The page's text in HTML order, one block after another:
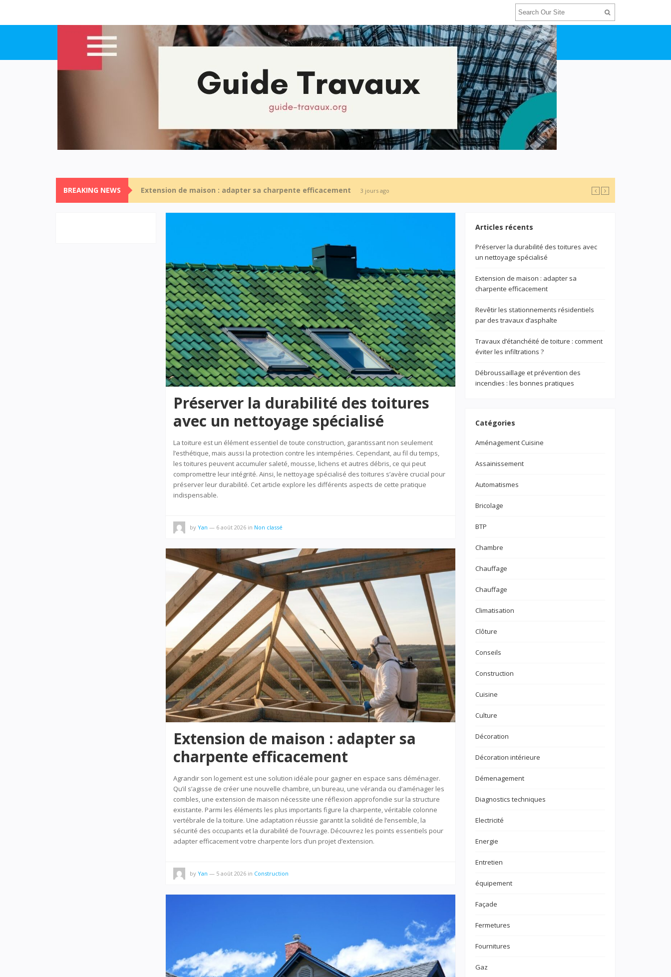
BREAKING NEWS Extension de maison : adapter sa charpente efficacement 3 jours ago
Revêtir les stationnements résidentiels par des travaux d’asphalte 3 jours ago
Travaux d’étanchéité de toiture : comment éviter les infiltrations ? 4 jours ago
Préserver la durabilité des toitures
avec un nettoyage spécialisé
La toiture est un élément essentiel de toute construction, garantissant non seulement
l’esthétique, mais aussi la protection contre les intempéries. Cependant, au fil du temps,
les toitures peuvent accumuler saleté, mousse, lichens et autres débris, ce qui peut
compromettre leur intégrité. Ainsi, le nettoyage spécialisé des toitures s’avère crucial pour
préserver leur durabilité. Cet article explore les différents aspects de cette pratique
indispensable.
by Yan — 6 août 2026 in Non classé
Extension de maison : adapter sa
charpente efficacement
Agrandir son logement est une solution idéale pour gagner en espace sans déménager.
Qu’il s’agisse de créer une nouvelle chambre, un bureau, une véranda ou d’aménager les
combles, une extension de maison nécessite une réflexion approfondie sur la structure
existante. Parmi les éléments les plus importants figure la charpente, véritable colonne
vertébrale de la toiture. Une adaptation réussie garantit la solidité de l’ensemble, la
sécurité des occupants et la durabilité de l’ouvrage. Découvrez les points essentiels pour
adapter efficacement votre charpente lors d’un projet d’extension.
by Yan — 5 août 2026 in Construction
Articles récents
Préserver la durabilité des toitures avec
un nettoyage spécialisé
Extension de maison : adapter sa
charpente efficacement
Revêtir les stationnements résidentiels
par des travaux d’asphalte
Travaux d’étanchéité de toiture : comment
éviter les infiltrations ?
Débroussaillage et prévention des
incendies : les bonnes pratiques
Catégories
Aménagement Cuisine
Assainissement
Automatismes
Bricolage
BTP
Chambre
Chauffage
Chauffage
Climatisation
Clôture
Conseils
Construction
Cuisine
Culture
Décoration
Décoration intérieure
Démenagement
Diagnostics techniques
Electricité
Energie
Entretien
équipement
Façade
Fermetures
Fournitures
Gaz